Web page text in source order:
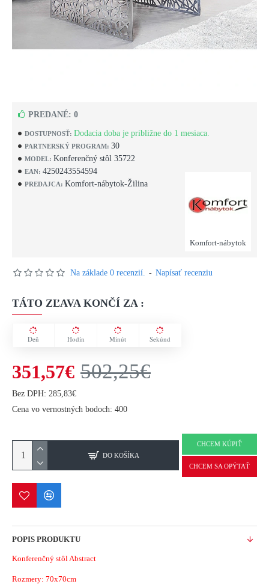
DOSTUPNOSŤ: Dodacia doba je približne do 1 mesiaca.
PARTNERSKÝ PROGRAM: 30
MODEL: Konferenčný stôl 35722
EAN: 4250243554594
PREDAJCA: Komfort-nábytok-Žilina
Komfort-nábytok
PREDANÉ: 0
Na základe 0 recenzií. - Napísať recenziu
TÁTO ZĽAVA KONČÍ ZA :
Deň Hodín Minút Sekúnd
351,57€ 502,25€
Bez DPH: 285,83€
Cena vo vernostných bodoch: 400
DO KOŠÍKA
CHCEM KÚPIŤ
CHCEM SA OPÝTAŤ
POPIS PRODUKTU
Konferenčný stôl Abstract
Rozmery: 70x70cm